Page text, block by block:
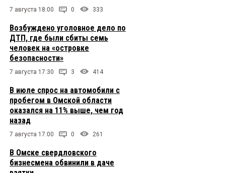
7 августа 18:00 0 333
Возбуждено уголовное дело по
ДТП, где были сбиты семь
человек на «островке
безопасности»
7 августа 17:30 3 414
В июле спрос на автомобили с
пробегом в Омской области
оказался на 11% выше, чем год
назад
7 августа 17:00 0 261
В Омске свердловского
бизнесмена обвинили в даче